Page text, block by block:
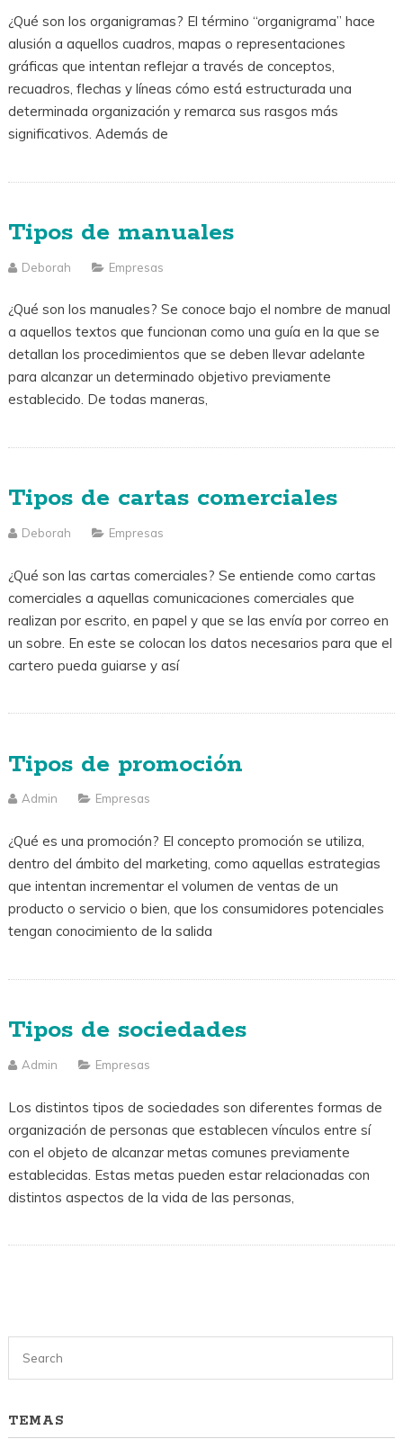
¿Qué son los organigramas? El término “organigrama” hace
alusión a aquellos cuadros, mapas o representaciones
gráficas que intentan reflejar a través de conceptos,
recuadros, flechas y líneas cómo está estructurada una
determinada organización y remarca sus rasgos más
significativos. Además de
Tipos de manuales
Deborah Empresas
¿Qué son los manuales? Se conoce bajo el nombre de manual
a aquellos textos que funcionan como una guía en la que se
detallan los procedimientos que se deben llevar adelante
para alcanzar un determinado objetivo previamente
establecido. De todas maneras,
Tipos de cartas comerciales
Deborah Empresas
¿Qué son las cartas comerciales? Se entiende como cartas
comerciales a aquellas comunicaciones comerciales que
realizan por escrito, en papel y que se las envía por correo en
un sobre. En este se colocan los datos necesarios para que el
cartero pueda guiarse y así
Tipos de promoción
Admin Empresas
¿Qué es una promoción? El concepto promoción se utiliza,
dentro del ámbito del marketing, como aquellas estrategias
que intentan incrementar el volumen de ventas de un
producto o servicio o bien, que los consumidores potenciales
tengan conocimiento de la salida
Tipos de sociedades
Admin Empresas
Los distintos tipos de sociedades son diferentes formas de
organización de personas que establecen vínculos entre sí
con el objeto de alcanzar metas comunes previamente
establecidas. Estas metas pueden estar relacionadas con
distintos aspectos de la vida de las personas,
TEMAS